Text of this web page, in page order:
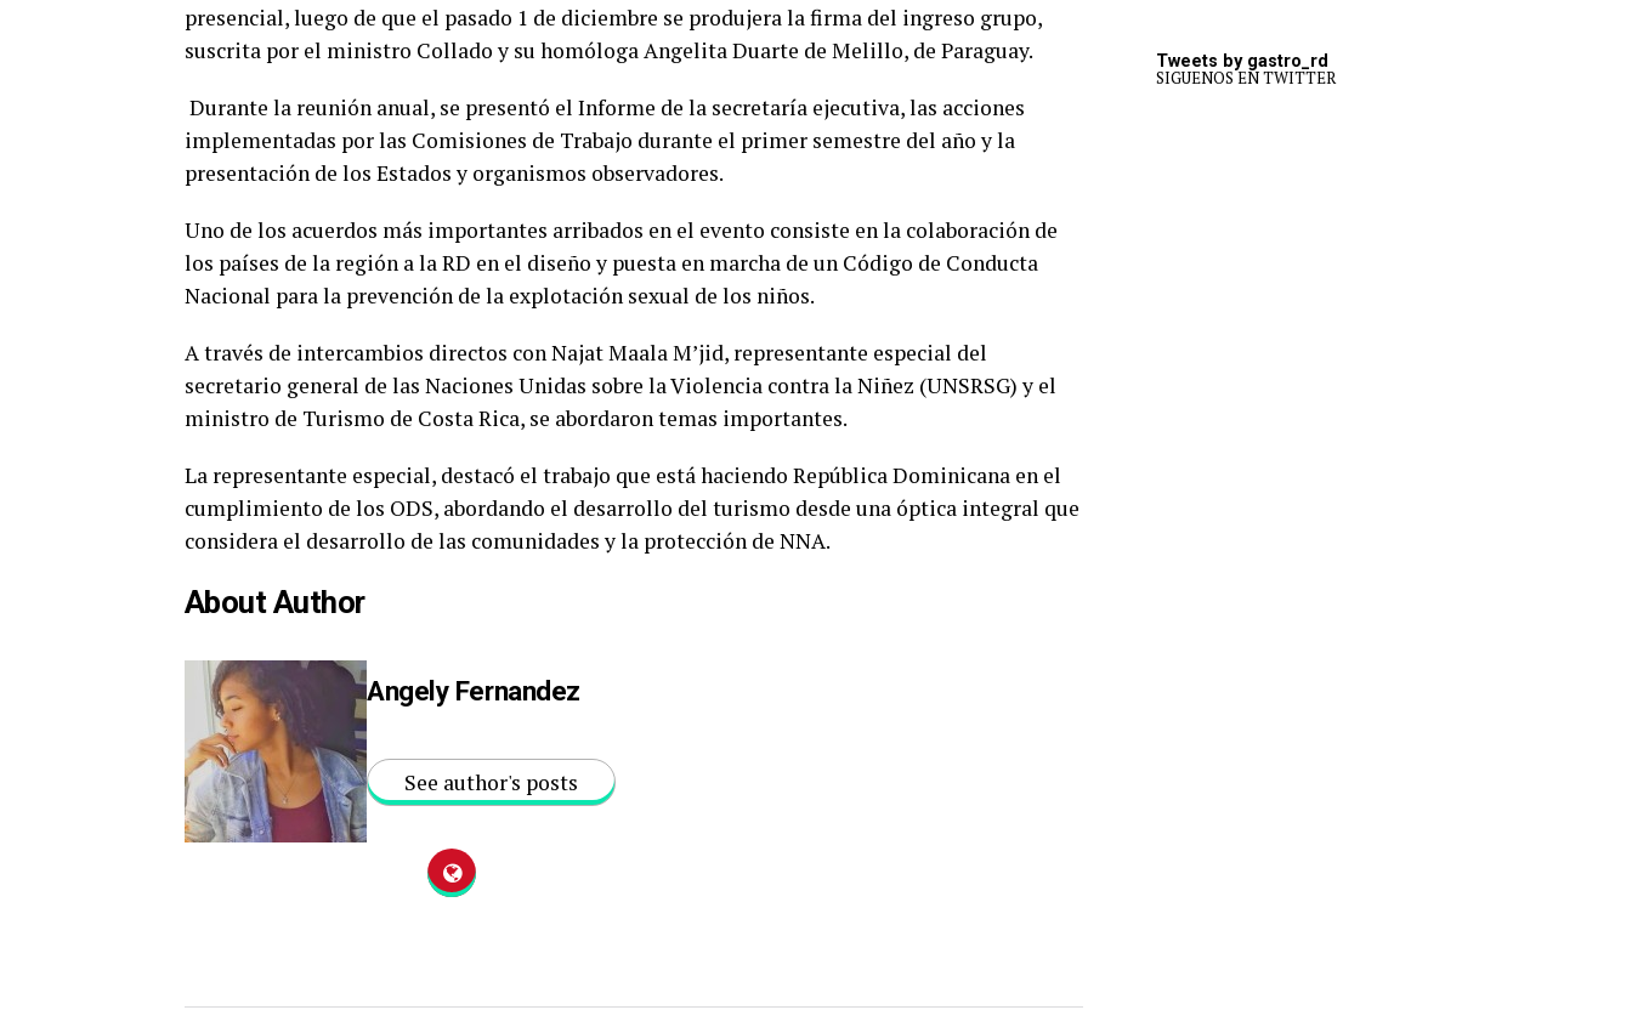
presencial, luego de que el pasado 1 de diciembre se produjera la firma del ingreso grupo,
suscrita por el ministro Collado y su homóloga Angelita Duarte de Melillo, de Paraguay.
Durante la reunión anual, se presentó el Informe de la secretaría ejecutiva, las acciones
implementadas por las Comisiones de Trabajo durante el primer semestre del año y la
presentación de los Estados y organismos observadores.
Uno de los acuerdos más importantes arribados en el evento consiste en la colaboración de
los países de la región a la RD en el diseño y puesta en marcha de un Código de Conducta
Nacional para la prevención de la explotación sexual de los niños.
A través de intercambios directos con Najat Maala M’jid, representante especial del
secretario general de las Naciones Unidas sobre la Violencia contra la Niñez (UNSRSG) y el
ministro de Turismo de Costa Rica, se abordaron temas importantes.
La representante especial, destacó el trabajo que está haciendo República Dominicana en el
cumplimiento de los ODS, abordando el desarrollo del turismo desde una óptica integral que
considera el desarrollo de las comunidades y la protección de NNA.
About Author
Angely Fernandez
See author's posts
Tweets by gastro_rd
SIGUENOS EN TWITTER